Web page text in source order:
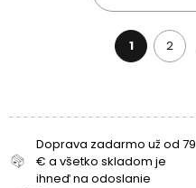
1 2
Doprava zadarmo už od 79
€ a všetko skladom je
ihneď na odoslanie